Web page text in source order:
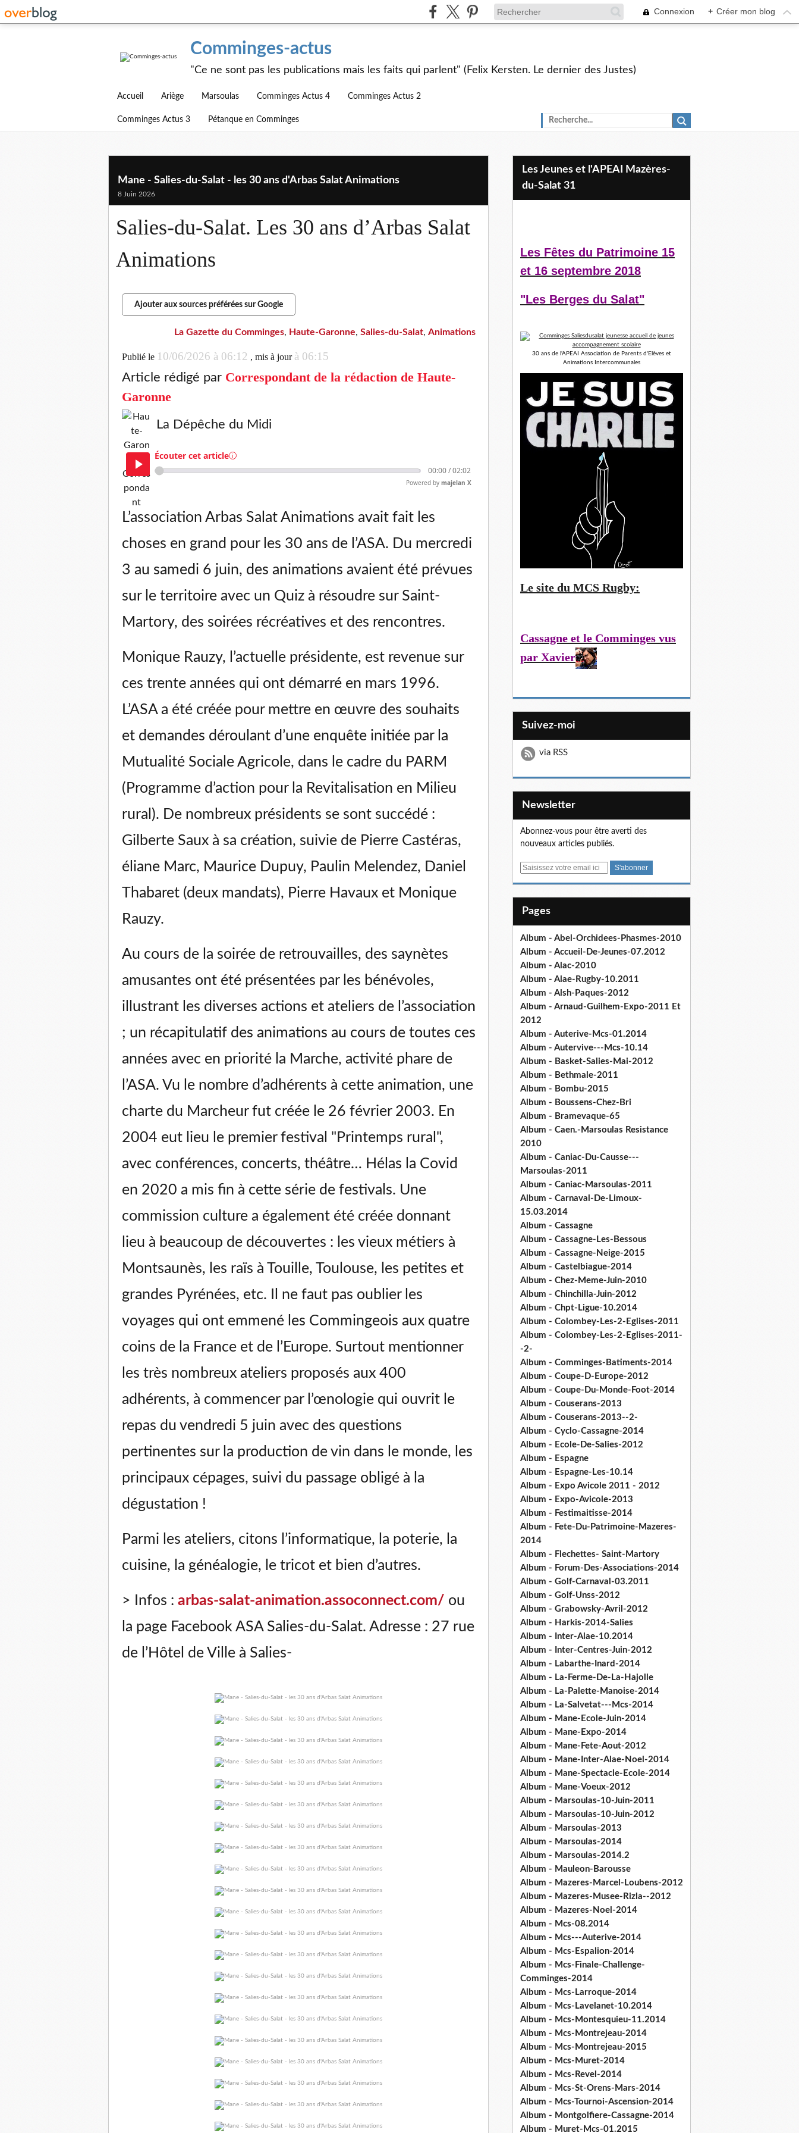
Connexion + Créer mon blog
Comminges-actus
"Ce ne sont pas les publications mais les faits qui parlent" (Felix Kersten. Le dernier des Justes)
Accueil Ariège Marsoulas Comminges Actus 4 Comminges Actus 2
Comminges Actus 3 Pétanque en Comminges
Mane - Salies-du-Salat - les 30 ans d'Arbas Salat Animations
8 Juin 2026
Salies-du-Salat. Les 30 ans d’Arbas Salat
Animations
ABONNÉS
Ajouter aux sources préférées sur Google
La Gazette du Comminges, Haute-Garonne, Salies-du-Salat, Animations
Publié le 10/06/2026 à 06:12 , mis à jour à 06:15
Article rédigé par Correspondant de la rédaction de Haute-
Garonne
La Dépêche du Midi
Écouter cet article i
Powered by majelan X
00:00 / 02:02
L’association Arbas Salat Animations avait fait les
choses en grand pour les 30 ans de l’ASA. Du mercredi
3 au samedi 6 juin, des animations avaient été prévues
sur le territoire avec un Quiz à résoudre sur Saint-
Martory, des soirées récréatives et des rencontres.
Monique Rauzy, l’actuelle présidente, est revenue sur
ces trente années qui ont démarré en mars 1996.
L’ASA a été créée pour mettre en œuvre des souhaits
et demandes déroulant d’une enquête initiée par la
Mutualité Sociale Agricole, dans le cadre du PARM
(Programme d’action pour la Revitalisation en Milieu
rural). De nombreux présidents se sont succédé :
Gilberte Saux à sa création, suivie de Pierre Castéras,
éliane Marc, Maurice Dupuy, Paulin Melendez, Daniel
Thabaret (deux mandats), Pierre Havaux et Monique
Rauzy.
Au cours de la soirée de retrouvailles, des saynètes
amusantes ont été présentées par les bénévoles,
illustrant les diverses actions et ateliers de l’association
; un récapitulatif des animations au cours de toutes ces
années avec en priorité la Marche, activité phare de
l’ASA. Vu le nombre d’adhérents à cette animation, une
charte du Marcheur fut créée le 26 février 2003. En
2004 eut lieu le premier festival "Printemps rural",
avec conférences, concerts, théâtre… Hélas la Covid
en 2020 a mis fin à cette série de festivals. Une
commission culture a également été créée donnant
lieu à beaucoup de découvertes : les vieux métiers à
Montsaunès, les raïs à Touille, Toulouse, les petites et
grandes Pyrénées, etc. Il ne faut pas oublier les
voyages qui ont emmené les Commingeois aux quatre
coins de la France et de l’Europe. Surtout mentionner
les très nombreux ateliers proposés aux 400
adhérents, à commencer par l’œnologie qui ouvrit le
repas du vendredi 5 juin avec des questions
pertinentes sur la production de vin dans le monde, les
principaux cépages, suivi du passage obligé à la
dégustation !
Parmi les ateliers, citons l’informatique, la poterie, la
cuisine, la généalogie, le tricot et bien d’autres.
> Infos : arbas-salat-animation.assoconnect.com/ ou
la page Facebook ASA Salies-du-Salat. Adresse : 27 rue
de l’Hôtel de Ville à Salies-
Les Jeunes et l'APEAI Mazères-
du-Salat 31
Les Fêtes du Patrimoine 15
et 16 septembre 2018
"Les Berges du Salat"
30 ans de l'APEAI Association de Parents d'Elèves et
Animations Intercommunales
Le site du MCS Rugby:
Cassagne et le Comminges vus
par Xavier
Suivez-moi
via RSS
Newsletter
Abonnez-vous pour être averti des
nouveaux articles publiés.
E
Pages
Album - Abel-Orchidees-Phasmes-2010
Album - Accueil-De-Jeunes-07.2012
Album - Alac-2010
Album - Alae-Rugby-10.2011
Album - Alsh-Paques-2012
Album - Arnaud-Guilhem-Expo-2011 Et
2012
Album - Auterive-Mcs-01.2014
Album - Autervive---Mcs-10.14
Album - Basket-Salies-Mai-2012
Album - Bethmale-2011
Album - Bombu-2015
Album - Boussens-Chez-Bri
Album - Bramevaque-65
Album - Caen.-Marsoulas Resistance
2010
Album - Caniac-Du-Causse---
Marsoulas-2011
Album - Caniac-Marsoulas-2011
Album - Carnaval-De-Limoux-
15.03.2014
Album - Cassagne
Album - Cassagne-Les-Bessous
Album - Cassagne-Neige-2015
Album - Castelbiague-2014
Album - Chez-Meme-Juin-2010
Album - Chinchilla-Juin-2012
Album - Chpt-Ligue-10.2014
Album - Colombey-Les-2-Eglises-2011
Album - Colombey-Les-2-Eglises-2011-
-2-
Album - Comminges-Batiments-2014
Album - Coupe-D-Europe-2012
Album - Coupe-Du-Monde-Foot-2014
Album - Couserans-2013
Album - Couserans-2013--2-
Album - Cyclo-Cassagne-2014
Album - Ecole-De-Salies-2012
Album - Espagne
Album - Espagne-Les-10.14
Album - Expo Avicole 2011 - 2012
Album - Expo-Avicole-2013
Album - Festimaitisse-2014
Album - Fete-Du-Patrimoine-Mazeres-
2014
Album - Flechettes- Saint-Martory
Album - Forum-Des-Associations-2014
Album - Golf-Carnaval-03.2011
Album - Golf-Unss-2012
Album - Grabowsky-Avril-2012
Album - Harkis-2014-Salies
Album - Inter-Alae-10.2014
Album - Inter-Centres-Juin-2012
Album - Labarthe-Inard-2014
Album - La-Ferme-De-La-Hajolle
Album - La-Palette-Manoise-2014
Album - La-Salvetat---Mcs-2014
Album - Mane-Ecole-Juin-2014
Album - Mane-Expo-2014
Album - Mane-Fete-Aout-2012
Album - Mane-Inter-Alae-Noel-2014
Album - Mane-Spectacle-Ecole-2014
Album - Mane-Voeux-2012
Album - Marsoulas-10-Juin-2011
Album - Marsoulas-10-Juin-2012
Album - Marsoulas-2013
Album - Marsoulas-2014
Album - Marsoulas-2014.2
Album - Mauleon-Barousse
Album - Mazeres-Marcel-Loubens-2012
Album - Mazeres-Musee-Rizla--2012
Album - Mazeres-Noel-2014
Album - Mcs-08.2014
Album - Mcs---Auterive-2014
Album - Mcs-Espalion-2014
Album - Mcs-Finale-Challenge-
Comminges-2014
Album - Mcs-Larroque-2014
Album - Mcs-Lavelanet-10.2014
Album - Mcs-Montesquieu-11.2014
Album - Mcs-Montrejeau-2014
Album - Mcs-Montrejeau-2015
Album - Mcs-Muret-2014
Album - Mcs-Revel-2014
Album - Mcs-St-Orens-Mars-2014
Album - Mcs-Tournoi-Ascension-2014
Album - Montgolfiere-Cassagne-2014
Album - Muret-Mcs-01.2015